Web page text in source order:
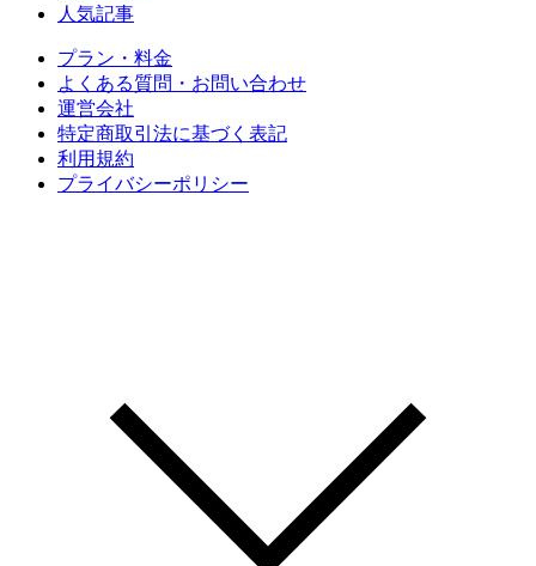
人気記事
プラン・料金
よくある質問・お問い合わせ
運営会社
特定商取引法に基づく表記
利用規約
プライバシーポリシー